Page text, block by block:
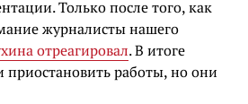
Только после того, как
журналисты нашего
отреагировал. В итоге
работы, но они